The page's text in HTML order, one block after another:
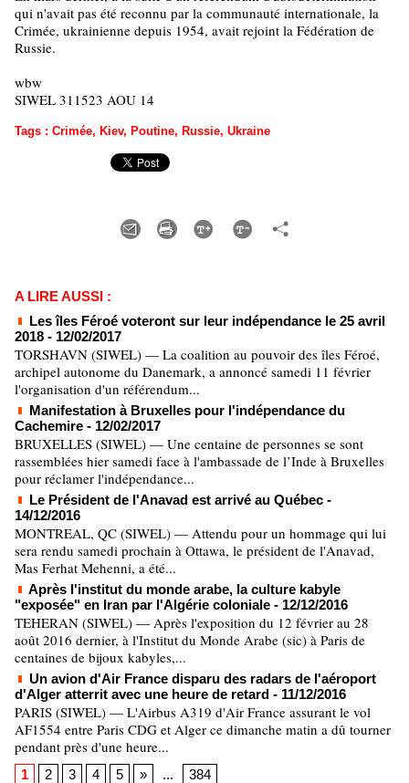
qui n'avait pas été reconnu par la communauté internationale, la
Crimée, ukrainienne depuis 1954, avait rejoint la Fédération de
Russie.
wbw
SIWEL 311523 AOU 14
Tags : Crimée, Kiev, Poutine, Russie, Ukraine
A LIRE AUSSI :
Les îles Féroé voteront sur leur indépendance le 25 avril
2018 - 12/02/2017
TORSHAVN (SIWEL) — La coalition au pouvoir des îles Féroé,
archipel autonome du Danemark, a annoncé samedi 11 février
l'organisation d'un référendum...
Manifestation à Bruxelles pour l'indépendance du
Cachemire - 12/02/2017
BRUXELLES (SIWEL) — Une centaine de personnes se sont
rassemblées hier samedi face à l'ambassade de l’Inde à Bruxelles
pour réclamer l'indépendance...
Le Président de l'Anavad est arrivé au Québec -
14/12/2016
MONTREAL, QC (SIWEL) — Attendu pour un hommage qui lui
sera rendu samedi prochain à Ottawa, le président de l'Anavad,
Mas Ferhat Mehenni, a été...
Après l'institut du monde arabe, la culture kabyle
"exposée" en Iran par l'Algérie coloniale - 12/12/2016
TEHERAN (SIWEL) — Après l'exposition du 12 février au 28
août 2016 dernier, à l'Institut du Monde Arabe (sic) à Paris de
centaines de bijoux kabyles,...
Un avion d'Air France disparu des radars de l'aéroport
d'Alger atterrit avec une heure de retard - 11/12/2016
PARIS (SIWEL) — L'Airbus A319 d'Air France assurant le vol
AF1554 entre Paris CDG et Alger ce dimanche matin a dû tourner
pendant près d'une heure...
1 2 3 4 5 » ... 384